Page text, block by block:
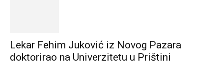
Lekar Fehim Juković iz Novog Pazara
doktorirao na Univerzitetu u Prištini